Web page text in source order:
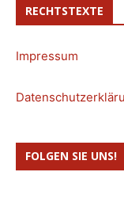
RECHTSTEXTE
Impressum
FOLGEN SIE UNS!